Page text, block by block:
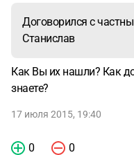
Договорился с
Станислав
Как Вы их нашли? Как
знаете?
17 июля 2015, 19:40
0 0